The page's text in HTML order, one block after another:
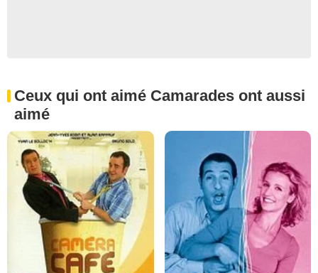
Ceux qui ont aimé Camarades ont aussi
aimé